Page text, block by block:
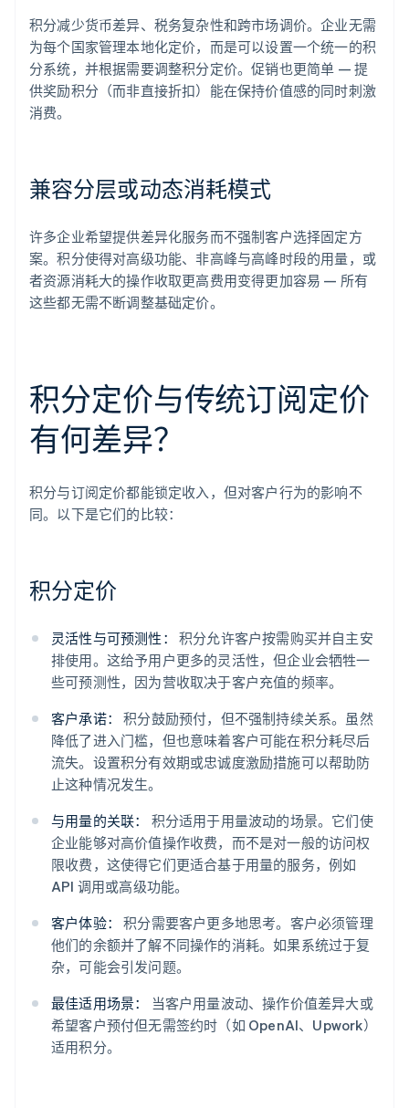
积分减少货币差异、税务复杂性和跨市场调价。企业无需
为每个国家管理本地化定价，而是可以设置一个统一的积
分系统，并根据需要调整积分定价。促销也更简单 — 提
供奖励积分（而非直接折扣）能在保持价值感的同时刺激
消费。
兼容分层或动态消耗模式
许多企业希望提供差异化服务而不强制客户选择固定方
案。积分使得对高级功能、非高峰与高峰时段的用量，或
者资源消耗大的操作收取更高费用变得更加容易 — 所有
这些都无需不断调整基础定价。
积分定价与传统订阅定价
有何差异？
积分与订阅定价都能锁定收入，但对客户行为的影响不
同。以下是它们的比较：
积分定价
灵活性与可预测性：
积分允许客户按需购买并自主安
排使用。这给予用户更多的灵活性，但企业会牺牲一
些可预测性，因为营收取决于客户充值的频率。
客户承诺：
积分鼓励预付，但不强制持续关系。虽然
降低了进入门槛，但也意味着客户可能在积分耗尽后
流失。设置积分有效期或忠诚度激励措施可以帮助防
止这种情况发生。
与用量的关联：
积分适用于用量波动的场景。它们使
企业能够对高价值操作收费，而不是对一般的访问权
限收费，这使得它们更适合基于用量的服务，例如
API 调用或高级功能。
客户体验：
积分需要客户更多地思考。客户必须管理
他们的余额并了解不同操作的消耗。如果系统过于复
杂，可能会引发问题。
最佳适用场景：
当客户用量波动、操作价值差异大或
希望客户预付但无需签约时（如 OpenAI、Upwork）
适用积分。